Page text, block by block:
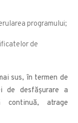
programului;
de
sus, în termen de
de desfășurare a
continuă, atrage